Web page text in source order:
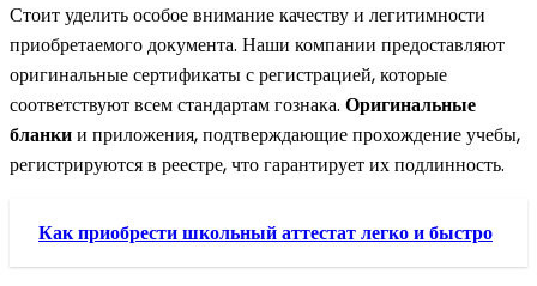
Стоит уделить особое внимание качеству и легитимности
приобретаемого документа. Наши компании предоставляют
оригинальные сертификаты с регистрацией, которые
соответствуют всем стандартам гознака. Оригинальные
бланкии приложения, подтверждающие прохождение учебы,
регистрируются в реестре, что гарантирует их подлинность.
Как приобрести школьный аттестат легко и быстро